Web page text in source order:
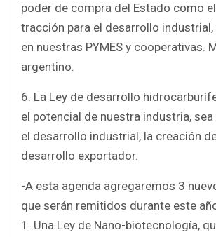
poder de compra del Estado como
tracción para el desarrollo
en nuestras PYMES y cooperativas.
argentino.
6. La Ley de desarrollo
el potencial de nuestra industria, sea
el desarrollo industrial, la creación
desarrollo exportador.
-A esta agenda agregaremos 3
que serán remitidos durante este
1. Una Ley de Nano-biotecnología,